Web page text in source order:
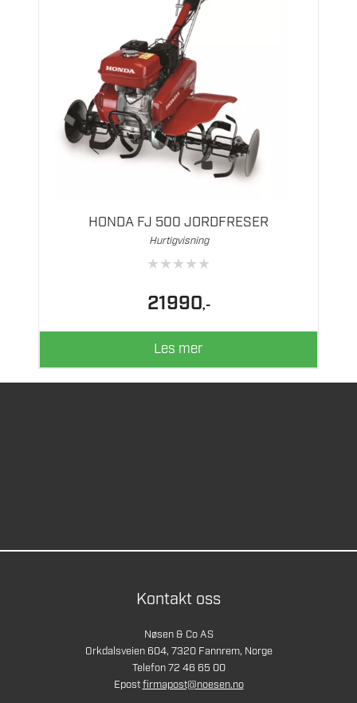
HONDA FJ 500 JORDFRESER
Hurtigvisning
★★★★★
21990,-
Les mer
Kontakt oss
Nøsen & Co AS
Orkdalsveien 604, 7320 Fannrem, Norge
Telefon 72 46 65 00
Epostfirmapost@noesen.no